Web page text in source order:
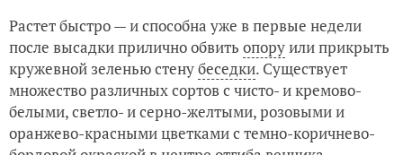
Растет быстро — и способна уже в первые недели
после высадки прилично обвить опоруили прикрыть
кружевной зеленью стенубеседки. Существует
множество различных сортов с чисто- и кремово-
белыми, светло- и серно-желтыми, розовыми и
оранжево-красными цветками с темно-коричнево-